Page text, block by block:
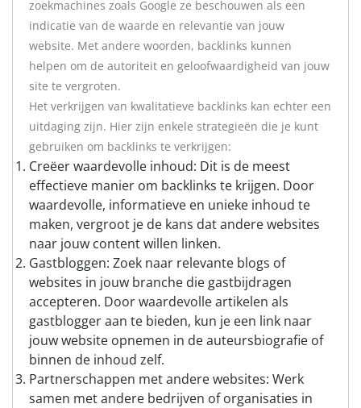
zoekmachines zoals Google ze beschouwen als een
indicatie van de waarde en relevantie van jouw
website. Met andere woorden, backlinks kunnen
helpen om de autoriteit en geloofwaardigheid van jouw
site te vergroten.
Het verkrijgen van kwalitatieve backlinks kan echter een
uitdaging zijn. Hier zijn enkele strategieën die je kunt
gebruiken om backlinks te verkrijgen:
Creëer waardevolle inhoud: Dit is de meest
effectieve manier om backlinks te krijgen. Door
waardevolle, informatieve en unieke inhoud te
maken, vergroot je de kans dat andere websites
naar jouw content willen linken.
Gastbloggen: Zoek naar relevante blogs of
websites in jouw branche die gastbijdragen
accepteren. Door waardevolle artikelen als
gastblogger aan te bieden, kun je een link naar
jouw website opnemen in de auteursbiografie of
binnen de inhoud zelf.
Partnerschappen met andere websites: Werk
samen met andere bedrijven of organisaties in